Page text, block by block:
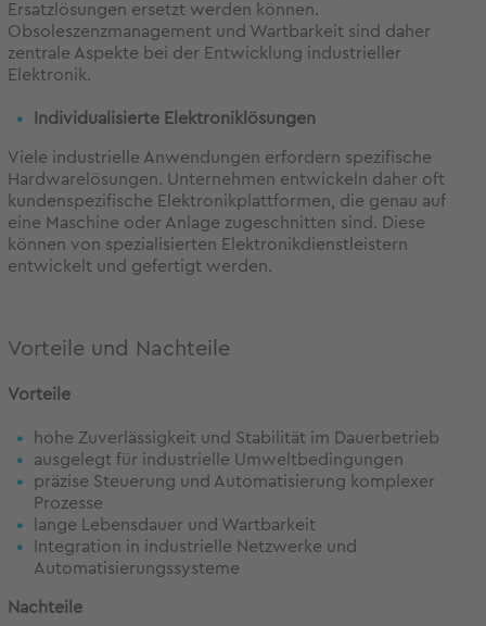
Ersatzlösungen ersetzt werden können.
Obsoleszenzmanagement und Wartbarkeit sind daher
zentrale Aspekte bei der Entwicklung industrieller
Elektronik.
Individualisierte Elektroniklösungen
Viele industrielle Anwendungen erfordern spezifische
Hardwarelösungen. Unternehmen entwickeln daher oft
kundenspezifische Elektronikplattformen, die genau auf
eine Maschine oder Anlage zugeschnitten sind. Diese
können von spezialisierten Elektronikdienstleistern
entwickelt und gefertigt werden.
Vorteile und Nachteile
Vorteile
hohe Zuverlässigkeit und Stabilität im Dauerbetrieb
ausgelegt für industrielle Umweltbedingungen
präzise Steuerung und Automatisierung komplexer
Prozesse
lange Lebensdauer und Wartbarkeit
Integration in industrielle Netzwerke und
Automatisierungssysteme
Nachteile